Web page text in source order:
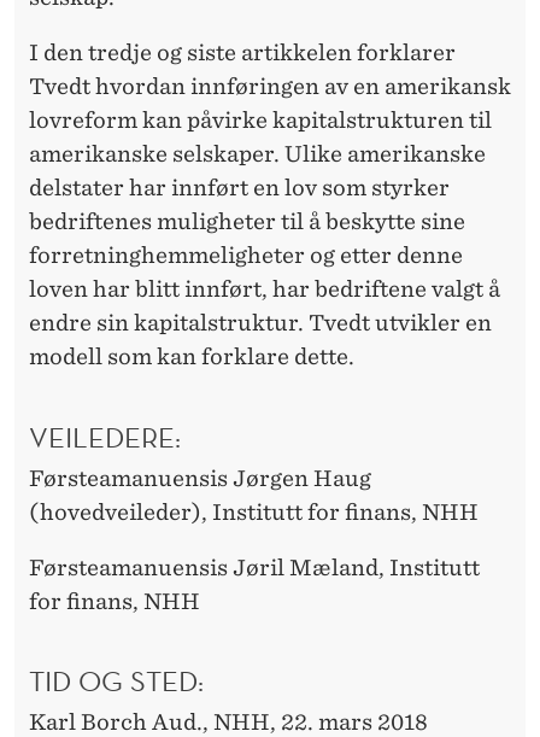
I den tredje og siste artikkelen forklarer
Tvedt hvordan innføringen av en amerikansk
lovreform kan påvirke kapitalstrukturen til
amerikanske selskaper. Ulike amerikanske
delstater har innført en lov som styrker
bedriftenes muligheter til å beskytte sine
forretninghemmeligheter og etter denne
loven har blitt innført, har bedriftene valgt å
endre sin kapitalstruktur. Tvedt utvikler en
modell som kan forklare dette.
VEILEDERE:
Førsteamanuensis Jørgen Haug
(hovedveileder), Institutt for finans, NHH
Førsteamanuensis Jøril Mæland, Institutt
for finans, NHH
TID OG STED:
Karl Borch Aud., NHH, 22. mars 2018